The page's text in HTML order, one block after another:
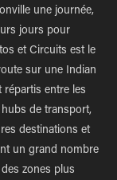
une journée,
jours pour
et Circuits est le
sur une Indian
répartis entre les
de transport,
destinations et
un grand nombre
zones plus